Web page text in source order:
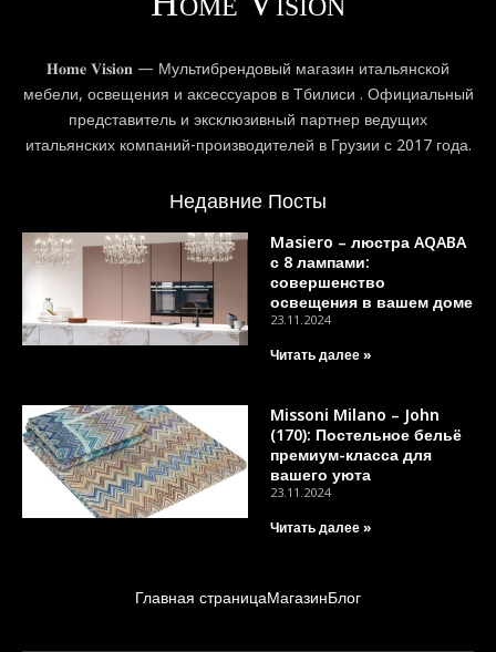
𝐇𝐨𝐦𝐞 𝐕𝐢𝐬𝐢𝐨𝐧 — Мультибрендовый магазин итальянской
мебели, освещения и аксессуаров в Тбилиси . Официальный
представитель и эксклюзивный партнер ведущих
итальянских компаний-производителей в Грузии с 2017 года.
Недавние Посты
Masiero – люстра AQABA
с 8 лампами:
совершенство
освещения в вашем доме
23.11.2024
Читать далее »
Missoni Milano – John
(170): Постельное бельё
премиум-класса для
вашего уюта
23.11.2024
Читать далее »
Главная страницаМагазинБлог